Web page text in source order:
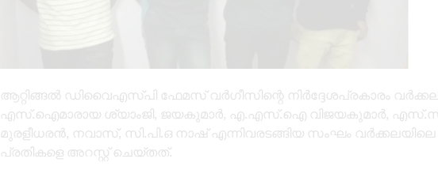
ആറ്റിങ്ങൽ ഡിവൈഎസ്പി ഫേമസ് വർഗീസിന്റെ നിർദ്ദേശപ്രകാരം
എസ്.ഐമാരായ ശ്യാംജി, ജയകുമാർ, എ.എസ്.ഐ വിജയകുമാർ,
മുരളീധരൻ, നവാസ്, സി.പി.ഒ നാഷ് എന്നിവരടങ്ങിയ സംഘം വർക്കലയിലെ
പ്രതികളെ അറസ്റ്റ് ചെയ്തത്.